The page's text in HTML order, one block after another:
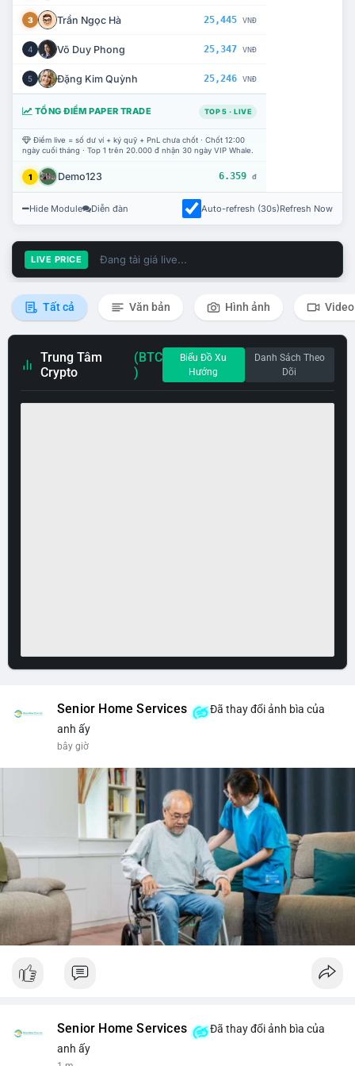
3 Trần Ngọc Hà 25,445 VNĐ
4 Võ Duy Phong 25,347 VNĐ
5 Đặng Kim Quỳnh 25,246 VNĐ
TỔNG ĐIỂM PAPER TRADE TOP 5 · LIVE
Điểm live = số dư ví + ký quỹ + PnL chưa chốt · Chốt 12:00
ngày cuối tháng · Top 1 trên 20.000 đ nhận 30 ngày VIP Whale.
1 Demo123 6.359 đ
Hide Module Diễn đàn Auto-refresh (30s)Refresh Now
LIVE PRICE Đang tải giá live...
Tất cả Văn bản Hình ảnh Video
Trung Tâm
Crypto
(BTC
)
Biểu Đồ Xu
Hướng
Danh Sách Theo
Dõi
Senior Home Services
Đã thay đổi ảnh bìa của
anh ấy
bây giờ
Senior Home Services
Đã thay đổi ảnh bìa của
anh ấy